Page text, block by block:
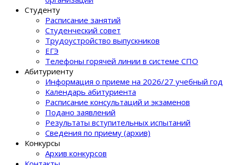
Студенту
Расписание занятий
Студенческий совет
Трудоустройство выпускников
ЕГЭ
Телефоны горячей линии в системе СПО
Абитуриенту
Информация о приеме на 2026/27 учебный год
Календарь абитуриента
Расписание консультаций и экзаменов
Подано заявлений
Результаты вступительных испытаний
Сведения по приему (архив)
Конкурсы
Архив конкурсов